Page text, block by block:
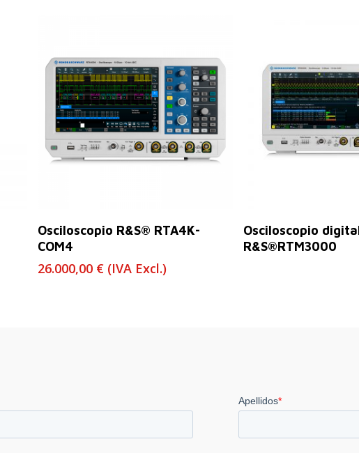
Leer Más
Osciloscopio R&S® RTA4K-
COM4
26.000,00 € (IVA Excl.)
Leer
Osciloscopio
R&S®RTM3000